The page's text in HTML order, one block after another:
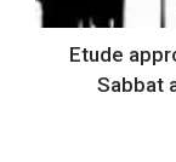
Etude
Sabbat